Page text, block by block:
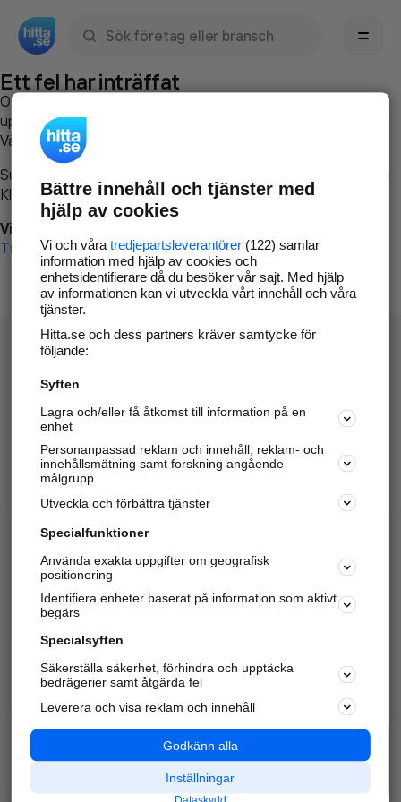
Ett fel har inträffat
Om du vill kan du
uppstod så att vi lättare och snabbare kan avhjälpa det.
Vänligen försök med följande:
Surfa till
Klicka påTillbaka-knappen i webbläsaren och försök igen
Vi beklagar besväret!
Till startsidan
Hitta.se - Gratis nummerupplysning.
Sök företag, personer och platser.
Hitta telefonnummer, adresser, företagsinfo mm.
Marknadsför företaget
Kom igång och annonsera mot
samarbetspartners nära dig.
Alla kategorier
Populära sökningar
API & Kartor
Annonsera
Integritet
Nödnummer
Bättre innehåll och tjänster med
hjälp av cookies
Vi och våra tredjepartsleverantörer(122) samlar
information med hjälp av cookies och
enhetsidentifierare då du besöker vår sajt. Med hjälp
av informationen kan vi utveckla vårt innehåll och våra
tjänster.
Hitta.se och dess partners kräver samtycke för
följande:
Syften
Lagra och/eller få åtkomst till information på en
enhet
Personanpassad reklam och innehåll, reklam- och
innehållsmätning samt forskning angående
målgrupp
Utveckla och förbättra tjänster
Specialfunktioner
Använda exakta uppgifter om geografisk
positionering
Identifiera enheter baserat på information som aktivt
begärs
Specialsyften
Säkerställa säkerhet, förhindra och upptäcka
bedrägerier samt åtgärda fel
Leverera och visa reklam och innehåll
Godkänn alla
Inställningar
Dataskydd